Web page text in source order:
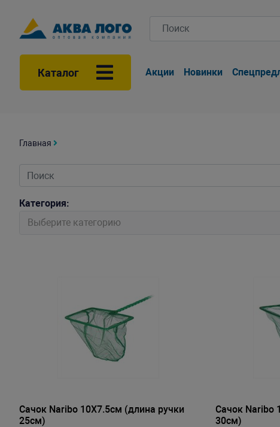
Каталог Акции Новинки
Главная
Категория:
Выберите категорию
Сачок Naribo 10X7.5см (длина ручки
25см)
Сачок Naribo
30см)